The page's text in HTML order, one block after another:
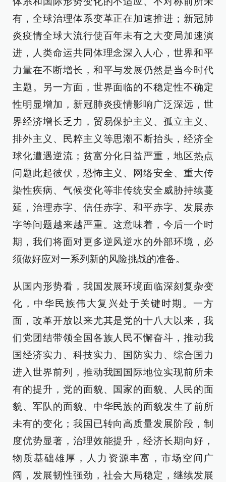
有，全球治理体系变革正在加速推进；新冠肺
炎疫情全球大流行使百年未有之大变局加速演
进，人类命运共同体理念深入人心，世界和平
力量在不断增长，和平与发展仍然是当今时代
主题。另一方面，世界面临的不稳定性不确定
性明显增加，新冠肺炎疫情影响广泛深远，世
界经济增长乏力，贸易保护主义、孤立主义、
排外主义、民粹主义等思潮不断抬头，经济全
球化遭遇逆流；贫富分化日益严重，地区热点
问题此起彼伏，恐怖主义、网络安全、重大传
染性疾病、气候变化等非传统安全威胁持续蔓
延，治理赤字、信任赤字、和平赤字、发展赤
字等问题越来越严重。这意味着，今后一个时
期，我们将面对更多逆风逆水的外部环境，必
须做好应对一系列新的风险挑战的准备。
从国内形势看，我国发展环境面临深刻复杂变
化，中华民族伟大复兴处于关键时期。一方
面，改革开放以来尤其是党的十八大以来，我
们党团结带领全国各族人民不懈奋斗，推动我
国经济实力、科技实力、国防实力、综合国力
进入世界前列，推动我国国际地位实现前所未
有的提升，党的面貌、国家的面貌、人民的面
貌、军队的面貌、中华民族的面貌发生了前所
未有的变化；我国已转向高质量发展阶段，制
度优势显著，治理效能提升，经济长期向好，
物质基础雄厚，人力资源丰富，市场空间广
阔，发展韧性强劲，社会大局稳定，继续发展